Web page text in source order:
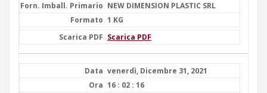
NEW DIMENSION PLASTIC SRL
1 KG
Scarica PDF
venerdì, Dicembre 31, 2021
16 : 02 : 16